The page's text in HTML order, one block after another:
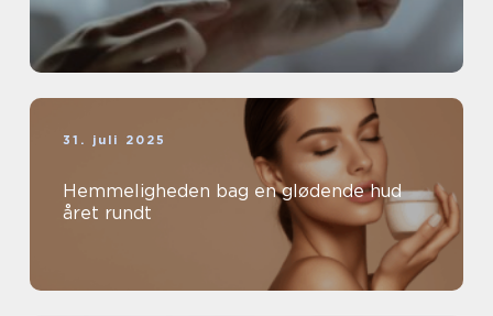
31. juli 2025
Hemmeligheden bag en glødende hud
året rundt